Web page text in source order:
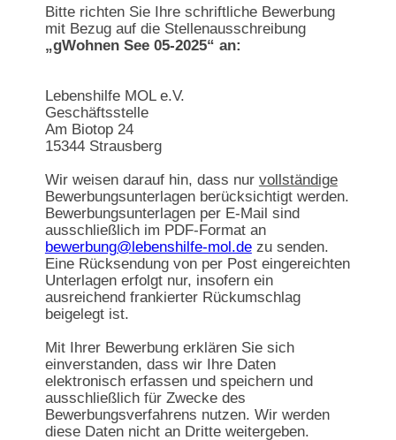
Bitte richten Sie Ihre schriftliche Bewerbung
mit Bezug auf die Stellenausschreibung
„gWohnen See 05-2025“ an:
Lebenshilfe MOL e.V.
Geschäftsstelle
Am Biotop 24
15344 Strausberg
Wir weisen darauf hin, dass nur vollständige
Bewerbungsunterlagen berücksichtigt werden.
Bewerbungsunterlagen per E-Mail sind
ausschließlich im PDF-Format an
bewerbung@lebenshilfe-mol.dezu senden.
Eine Rücksendung von per Post eingereichten
Unterlagen erfolgt nur, insofern ein
ausreichend frankierter Rückumschlag
beigelegt ist.
Mit Ihrer Bewerbung erklären Sie sich
einverstanden, dass wir Ihre Daten
elektronisch erfassen und speichern und
ausschließlich für Zwecke des
Bewerbungsverfahrens nutzen. Wir werden
diese Daten nicht an Dritte weitergeben.